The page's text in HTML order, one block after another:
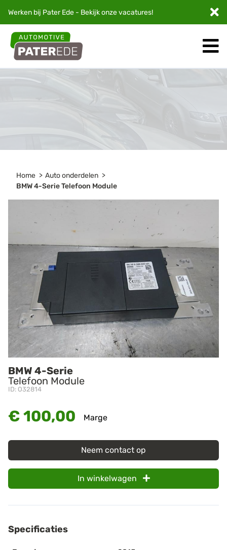
Werken bij Pater Ede - Bekijk onzevacatures!
Home
Auto onderdelen
BMW 4-Serie Telefoon Module
BMW 4-Serie
Telefoon Module
ID: O32814
€ 100,00 Marge
Neem contact op
In winkelwagen
Specificaties